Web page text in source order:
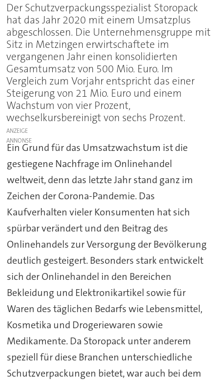
Der Schutzverpackungsspezialist Storopack
hat das Jahr 2020 mit einem Umsatzplus
abgeschlossen. Die Unternehmensgruppe mit
Sitz in Metzingen erwirtschaftete im
vergangenen Jahr einen konsolidierten
Gesamtumsatz von 500 Mio. Euro. Im
Vergleich zum Vorjahr entspricht das einer
Steigerung von 21 Mio. Euro und einem
Wachstum von vier Prozent,
wechselkursbereinigt von sechs Prozent.
ANZEIGE
Ein Grund für das Umsatzwachstum ist die
gestiegene Nachfrage im Onlinehandel
weltweit, denn das letzte Jahr stand ganz im
Zeichen der Corona-Pandemie. Das
Kaufverhalten vieler Konsumenten hat sich
spürbar verändert und den Beitrag des
Onlinehandels zur Versorgung der Bevölkerung
deutlich gesteigert. Besonders stark entwickelt
sich der Onlinehandel in den Bereichen
Bekleidung und Elektronikartikel sowie für
Waren des täglichen Bedarfs wie Lebensmittel,
Kosmetika und Drogeriewaren sowie
Medikamente. Da Storopack unter anderem
speziell für diese Branchen unterschiedliche
Schutzverpackungen bietet, war auch bei dem